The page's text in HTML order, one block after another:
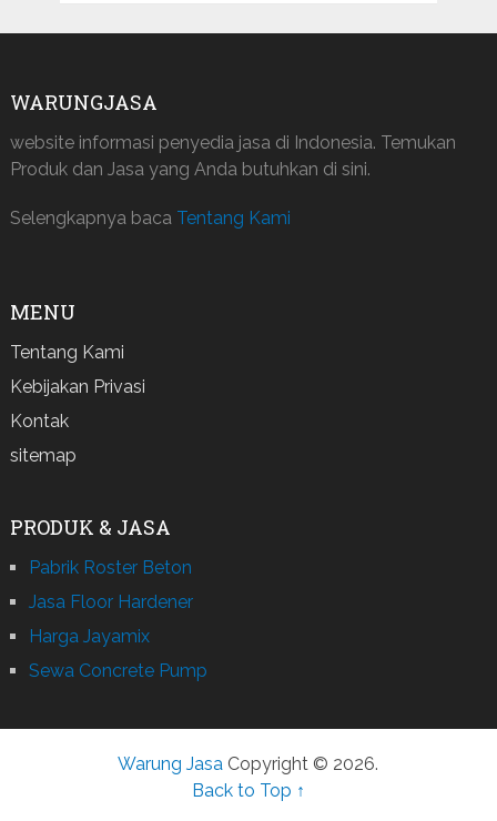
WARUNGJASA
website informasi penyedia jasa di Indonesia. Temukan
Produk dan Jasa yang Anda butuhkan di sini.
Selengkapnya baca Tentang Kami
MENU
Tentang Kami
Kebijakan Privasi
Kontak
sitemap
PRODUK & JASA
Pabrik Roster Beton
Jasa Floor Hardener
Harga Jayamix
Sewa Concrete Pump
Warung Jasa Copyright © 2026.
Back to Top ↑